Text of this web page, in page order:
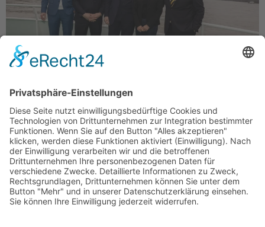
Der neue Vorstand von l.n.r. Alexander Mitsch, Albert
Weiler, der Vorsitzende Hans-Georg Maaßen, Sylvia
Kaufhold und Kay-Achim Schönbach Am 17.2.2024
wurde unsere Partei in Bonn gegründet. Die ersten
55 […]